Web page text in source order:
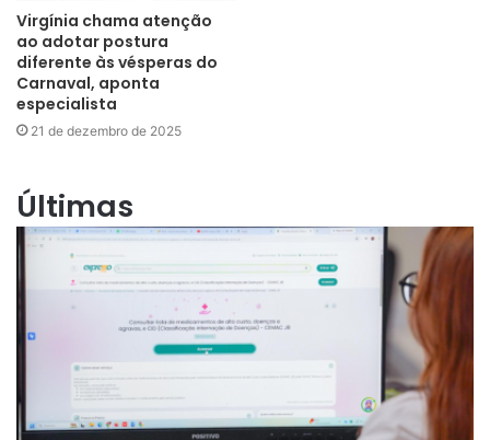
Virgínia chama atenção
ao adotar postura
diferente às vésperas do
Carnaval, aponta
especialista
21 de dezembro de 2025
Últimas